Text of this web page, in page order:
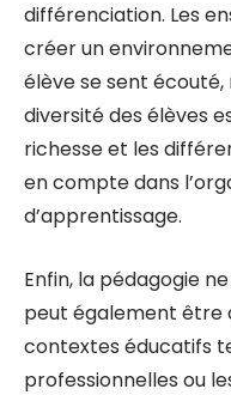
différenciation. Les
créer un
élève se sent
diversité des élèves
richesse et les
en compte dans
d’apprentissage.
Enfin, la pédagogie
peut également être
contextes éducatifs
professionnelles ou